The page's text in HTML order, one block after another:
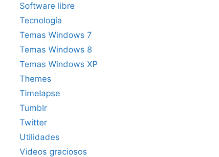
Software libre
Tecnología
Temas Windows 7
Temas Windows 8
Temas Windows XP
Themes
Timelapse
Tumblr
Twitter
Utilidades
Videos graciosos